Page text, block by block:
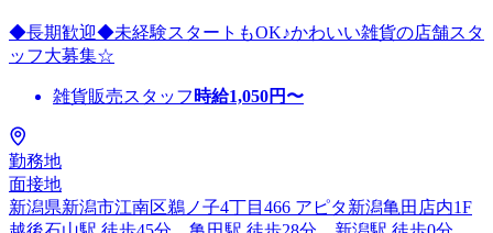
◆長期歓迎◆未経験スタートもOK♪かわいい雑貨の店舗スタ
ッフ大募集☆
雑貨販売スタッフ 時給1,050円〜
勤務地
面接地
新潟県新潟市江南区鵜ノ子4丁目466 アピタ新潟亀田店内1F